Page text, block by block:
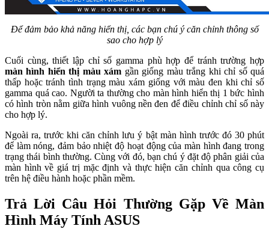
Để đảm bảo khả năng hiển thị, các bạn chú ý căn chỉnh thông số
sao cho hợp lý
Cuối cùng, thiết lập chỉ số gamma phù hợp để tránh trường hợp
màn hình hiển thị màu xám gần giống màu trắng khi chỉ số quá
thấp hoặc tránh tình trạng màu xám giống với màu đen khi chỉ số
gamma quá cao. Người ta thường cho màn hình hiển thị 1 bức hình
có hình tròn nằm giữa hình vuông nền đen để điều chỉnh chỉ số này
cho hợp lý.
Ngoài ra, trước khi căn chỉnh lưu ý bật màn hình trước đó 30 phút
để làm nóng, đảm bảo nhiệt độ hoạt động của màn hình đang trong
trạng thái bình thường. Cùng với đó, bạn chú ý đặt độ phân giải của
màn hình về giá trị mặc định và thực hiện căn chỉnh qua công cụ
trên hệ điều hành hoặc phần mềm.
Trả Lời Câu Hỏi Thường Gặp Về Màn
Hình Máy Tính ASUS